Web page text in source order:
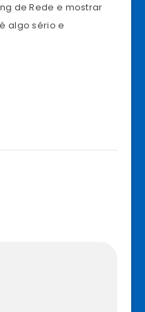
de Rede e mostrar
algo sério e